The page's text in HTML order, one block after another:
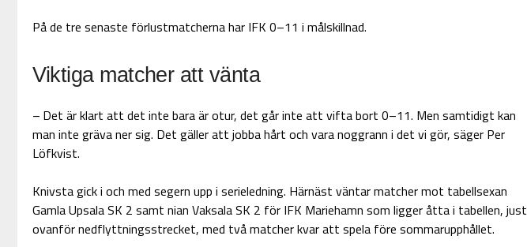
På de tre senaste förlustmatcherna har IFK 0–11 i målskillnad.
Viktiga matcher att vänta
– Det är klart att det inte bara är otur, det går inte att vifta bort 0–11. Men samtidigt kan
man inte gräva ner sig. Det gäller att jobba hårt och vara noggrann i det vi gör, säger Per
Löfkvist.
Knivsta gick i och med segern upp i serieledning. Härnäst väntar matcher mot tabellsexan
Gamla Upsala SK 2 samt nian Vaksala SK 2 för IFK Mariehamn som ligger åtta i tabellen, just
ovanför nedflyttningsstrecket, med två matcher kvar att spela före sommarupphållet.